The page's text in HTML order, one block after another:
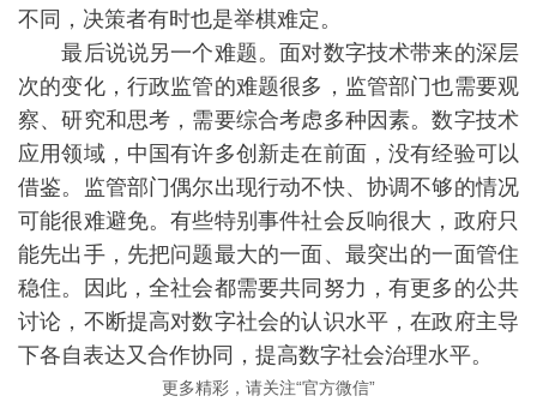
不同，决策者有时也是举棋难定。
最后说说另一个难题。面对数字技术带来的深层
次的变化，行政监管的难题很多，监管部门也需要观
察、研究和思考，需要综合考虑多种因素。数字技术
应用领域，中国有许多创新走在前面，没有经验可以
借鉴。监管部门偶尔出现行动不快、协调不够的情况
可能很难避免。有些特别事件社会反响很大，政府只
能先出手，先把问题最大的一面、最突出的一面管住
稳住。因此，全社会都需要共同努力，有更多的公共
讨论，不断提高对数字社会的认识水平，在政府主导
下各自表达又合作协同，提高数字社会治理水平。
更多精彩，请关注“官方微信”